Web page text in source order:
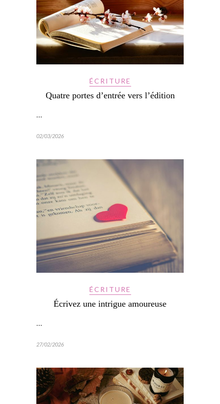
ÉCRITURE
Quatre portes d’entrée vers l’édition
…
02/03/2026
ÉCRITURE
Écrivez une intrigue amoureuse
27/02/2026